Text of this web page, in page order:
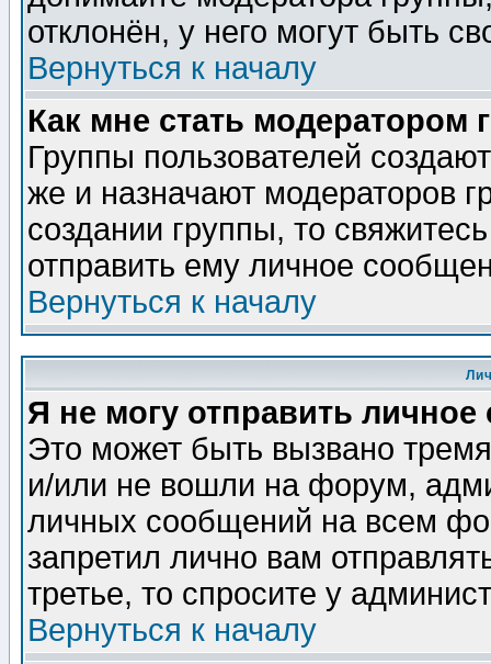
отклонён, у него могут быть
Вернуться к началу
Как мне стать модератором
Группы пользователей
же и назначают модераторов
создании группы, то
отправить ему личное
Вернуться к началу
Я не могу отправить
Это может быть вызвано
и/или не вошли на форум,
личных сообщений на всем
запретил лично вам
третье, то спросите у
Вернуться к началу